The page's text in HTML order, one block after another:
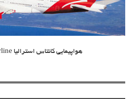
هواپیمایی کانتاس استرالیا Qantas Airline